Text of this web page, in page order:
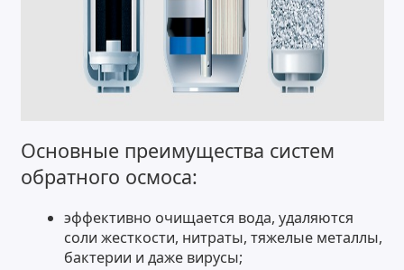
Основные преимущества систем
обратного осмоса:
эффективно очищается вода, удаляются
соли жесткости, нитраты, тяжелые металлы,
бактерии и даже вирусы;